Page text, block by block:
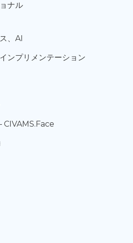
ナル
、 AI
インプリメンテーション
CIVAMS.Face